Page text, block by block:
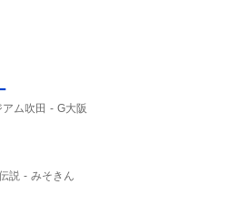
ム吹田 G大阪
説
みそきん